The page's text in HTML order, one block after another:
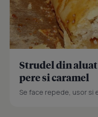
Strudel din aluat
pere si caramel
Se face repede, usor si